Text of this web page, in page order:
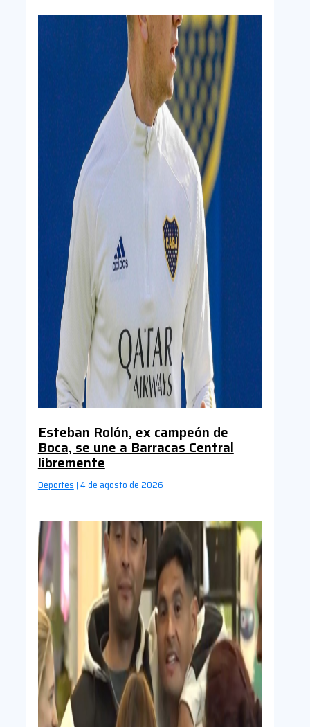
Esteban Rolón, ex campeón de
Boca, se une a Barracas Central
libremente
Deportes | 4 de agosto de 2026